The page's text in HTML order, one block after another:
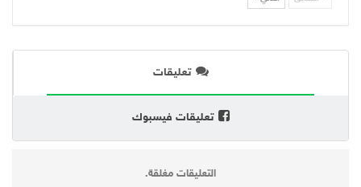
تعليقات
تعليقات فيسبوك
التعليقات مغلقة.